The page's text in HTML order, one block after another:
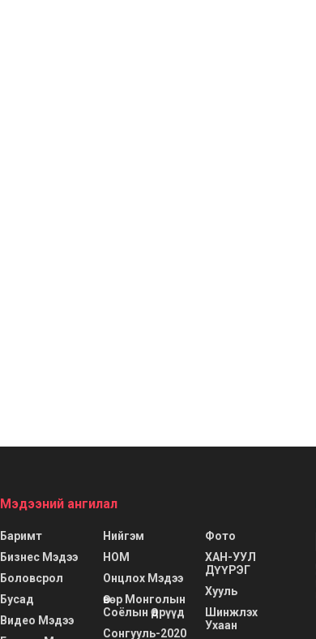
Мэдээний ангилал
Баримт
Бизнес Мэдээ
Боловсрол
Бусад
Видео Мэдээ
Нийгэм
НОМ
Онцлох Мэдээ
Өвөр Монголын
Соёлын Өдрүүд
Сонгууль-2020
Фото
ХАН-УУЛ
ДҮҮРЭГ
Хууль
Шинжлэх
Ухаан